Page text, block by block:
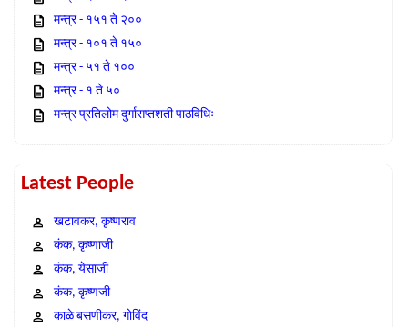
मन्त्र - १५१ ते २००
मन्त्र - १०१ ते १५०
मन्त्र - ५१ ते १००
मन्त्र - १ ते ५०
मन्त्र प्रतिलोम दुर्गासप्तशती पाठविधिः
Latest People
खटावकर, कृष्णराव
कंक, कृष्णाजी
कंक, येसाजी
कंक, कृष्णजी
काळे बसणीकर, गोविंद